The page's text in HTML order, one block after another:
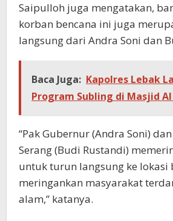
Saipulloh juga mengatakan,
korban bencana ini juga
langsung dari Andra Soni dan
Baca Juga: Kapolres Lebak
Program Subling di Masjid
“Pak Gubernur (Andra Soni)
Serang (Budi Rustandi)
untuk turun langsung ke lokasi
meringankan masyarakat
alam,” katanya.